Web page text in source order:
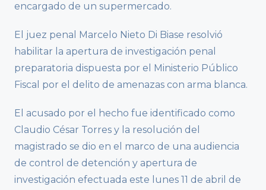
encargado de un supermercado.
El juez penal Marcelo Nieto Di Biase resolvió
habilitar la apertura de investigación penal
preparatoria dispuesta por el Ministerio Público
Fiscal por el delito de amenazas con arma blanca.
El acusado por el hecho fue identificado como
Claudio César Torres y la resolución del
magistrado se dio en el marco de una audiencia
de control de detención y apertura de
investigación efectuada este lunes 11 de abril de